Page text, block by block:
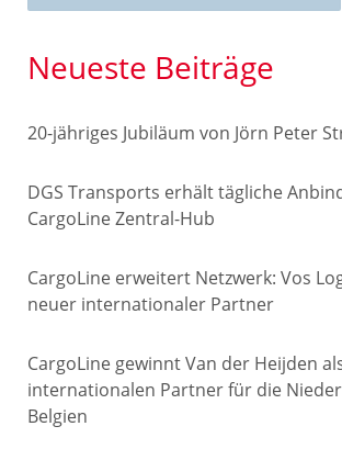
Neueste Beiträge
20-jähriges Jubiläum von Jörn Peter
DGS Transports erhält tägliche
CargoLine Zentral-Hub
CargoLine erweitert Netzwerk: Vos
neuer internationaler Partner
CargoLine gewinnt Van der Heijden
internationalen Partner für die
Belgien